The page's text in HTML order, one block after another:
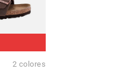
2 colores